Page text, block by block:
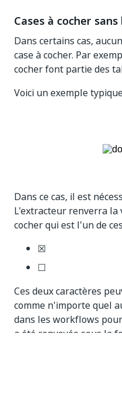
Cases à cocher
Dans certains cas,
case à cocher. Par
cocher font partie des
Voici un exemple
Dans ce cas, il est
L'extracteur renverra la
cocher qui est l'un de
☒
☐
Ces deux caractères
comme n'importe quel
dans les workflows
a été renvoyée sous la